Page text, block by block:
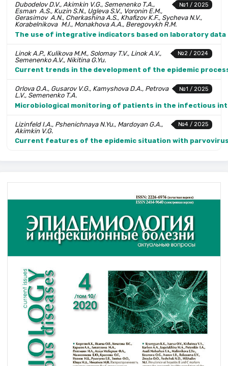
№1 / 2025
Dubodelov D.V., Akimkin V.G., Semenenko T.A.,
Esman A.S., Kuzin S.N., Ugleva S.V., Voronin E.M.,
Gerasimov A.N., Cherkashina A.S., Khafizov K.F., Sycheva N.V.,
Korabelnikova M.I., Monakhova A.A., Beregovykh R.M.
The use of integrative indicators based on laboratory
№2 / 2024
Linok A.P., Kulikova M.M., Solomay T.V., Linok A.V.,
Semenenko A.V., Nikitina G.Yu.
Current trends in the development of the epidemic
№1 / 2025
Orlova O.A., Gusarov V.G., Kamyshova D.A., Petrova
L.V., Semenenko T.A.
Microbiological monitoring of patients in the infectious
№4 / 2025
Lizinfeld I.A., Pshenichnaya N.Yu., Mardoyan G.A.,
Akimkin V.G.
Current features of the epidemic situation with